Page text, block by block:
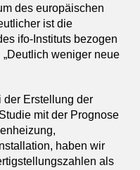
des europäischen
ist die
ifo-Instituts bezogen
weniger neue
der Erstellung der
mit der Prognose
haben wir
als